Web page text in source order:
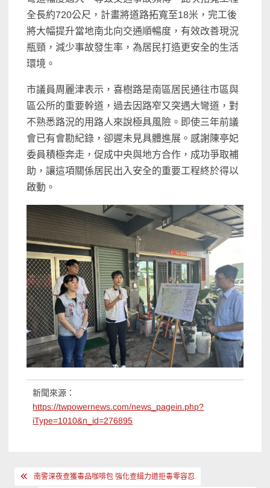
全長約720公尺，計畫將道路拓寬至18米，完工後
將大幅提升當地南北向交通順暢度，有效改善現況
瓶頸，減少事故發生率，為居民打造更安全的生活
環境。
市議員周麗津表示，喜樹路是南區居民通往市區與
區公所的重要幹道，過去因路窄又突遇大彎道，對
不熟悉路況的用路人來說極具風險。即使三年前議
會已有會勘紀錄，卻遲未見具體進展。感謝陳亭妃
委員積極奔走，促成中央與地方合作，成功爭取補
助，讓這項關係居民出入安全的重要工程終於得以
啟動。
新聞來源：
https://twpowernews.com/news_pagein.php?
iType=1010&n_id=276895
文 南警深夜查獲毒品咖啡包 強化查緝力道拒毒零容忍